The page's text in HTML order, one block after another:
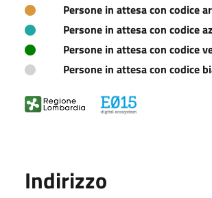
Persone in attesa con codice
Persone in attesa con codice
Persone in attesa con codice
Persone in attesa con codice
Indirizzo